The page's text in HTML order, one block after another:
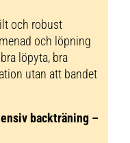
och robust
och löpning
löpyta, bra
utan att bandet
backträning –